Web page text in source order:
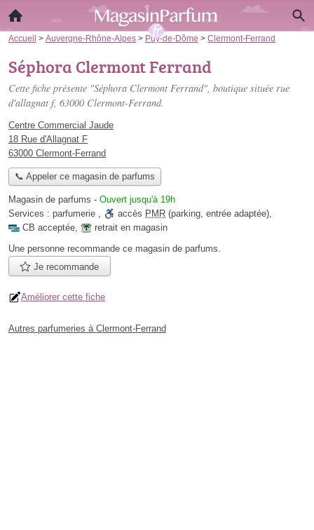
Accueil > Auvergne-Rhône-Alpes > Puy-de-Dôme > Clermont-Ferrand
Séphora Clermont Ferrand
Cette fiche présente "Séphora Clermont Ferrand", boutique située rue
d'allagnat f, 63000 Clermont-Ferrand.
Centre Commercial Jaude
18 Rue d'Allagnat F
63000 Clermont-Ferrand
📞 Appeler ce magasin de parfums
Magasin de parfums - Ouvert jusqu'à 19h
Services : parfumerie , accès PMR (parking, entrée adaptée),
CB acceptée,
retrait en magasin
Une personne recommande ce magasin de parfums.
Je recommande
Améliorer cette fiche
Autres parfumeries à Clermont-Ferrand